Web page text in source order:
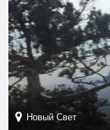
Новый Свет